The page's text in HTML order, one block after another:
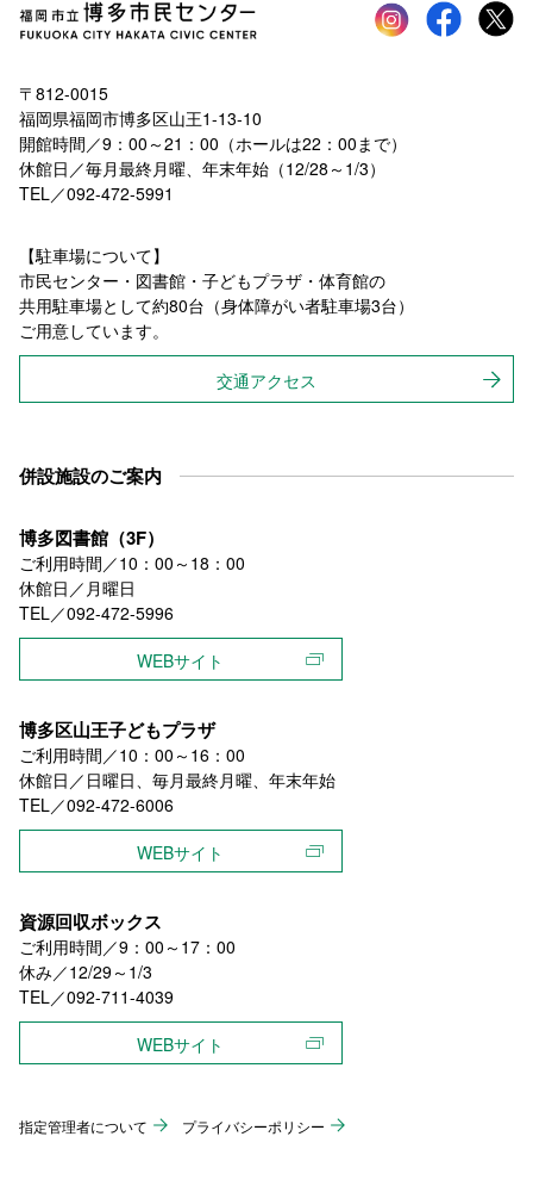
Instagramfacebook
〒812-0015
福岡県福岡市博多区山王1-13-10
開館時間／9：00～21：00（ホールは22：00まで）
休館日／毎月最終月曜、年末年始（12/28～1/3）
TEL／092-472-5991
【駐車場について】
市民センター・図書館・子どもプラザ・体育館の
共用駐車場として約80台（身体障がい者駐車場3台）
ご用意しています。
交通アクセス
併設施設のご案内
博多図書館（3F）
ご利用時間／10：00～18：00
休館日／月曜日
TEL／092-472-5996
WEBサイト
博多区山王子どもプラザ
ご利用時間／10：00～16：00
休館日／日曜日、毎月最終月曜、年末年始
TEL／092-472-6006
WEBサイト
資源回収ボックス
ご利用時間／9：00～17：00
休み／12/29～1/3
TEL／092-711-4039
WEBサイト
指定管理者について プライバシーポリシー